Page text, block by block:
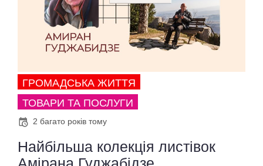
ГРОМАДСЬКА ЖИТТЯ
ТОВАРИ ТА ПОСЛУГИ
2 багато років тому
Найбільша колекція листівок